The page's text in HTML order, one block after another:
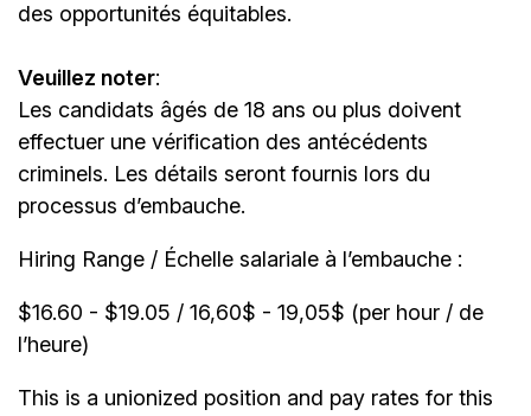
des opportunités équitables.
Veuillez noter:
Les candidats âgés de 18 ans ou plus doivent
effectuer une vérification des antécédents
criminels. Les détails seront fournis lors du
processus d’embauche.
Hiring Range / Échelle salariale à l’embauche :
$16.60 - $19.05 / 16,60$ - 19,05$ (per hour / de
l’heure)
This is a unionized position and pay rates for this